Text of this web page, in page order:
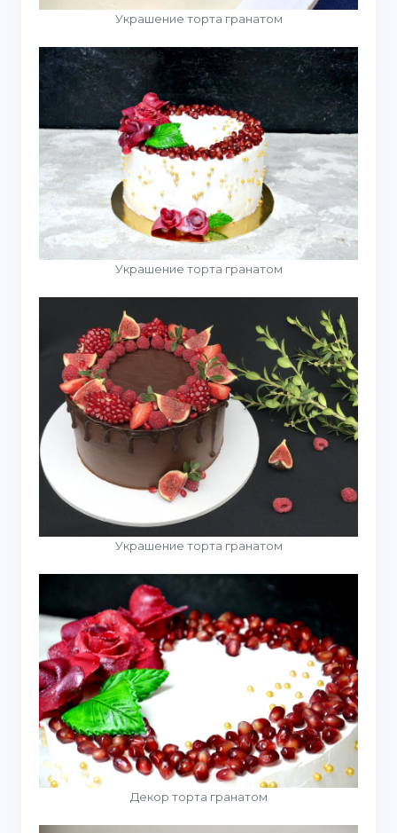
Украшение торта гранатом
Украшение торта гранатом
Украшение торта гранатом
Декор торта гранатом